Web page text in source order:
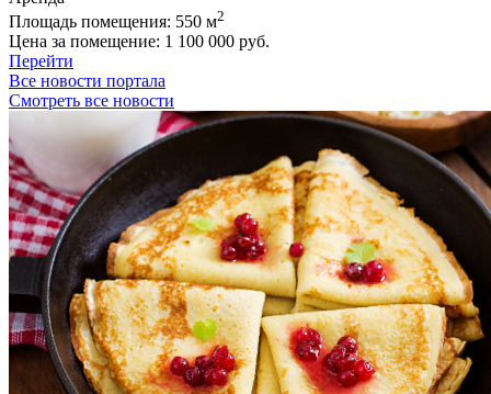
Площадь помещения: 550 м2
Цена за помещение: 1 100 000 руб.
Перейти
Все новости портала
Смотреть все новости